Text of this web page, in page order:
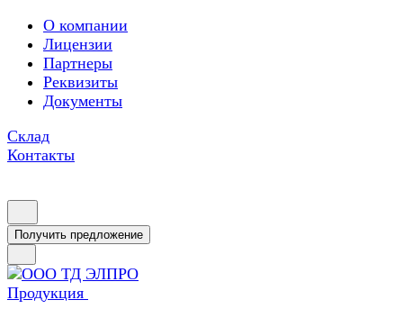
О компании
Лицензии
Партнеры
Реквизиты
Документы
Склад
Контакты
Получить предложение
Продукция